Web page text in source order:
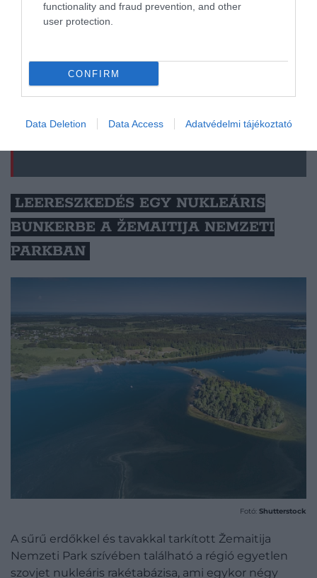
functionality and fraud prevention, and other
user protection.
CONFIRM
Data Deletion Data Access Adatvédelmi tájékoztató
kilométerre fekvő Grūto Parkasban
Lenin- és Sztálin szobrokat,
valamint más megmentett
kommunista emlékműveket is
felfedezhetünk.
LEERESZKEDÉS EGY NUKLEÁRIS
BUNKERBE A ŽEMAITIJA NEMZETI
PARKBAN
Fotó: Shutterstock
A sűrű erdőkkel és tavakkal tarkított Žemaitija
Nemzeti Park szívében található a régió egyetlen
szovjet nukleáris rakétabázisa, ami egykor négy